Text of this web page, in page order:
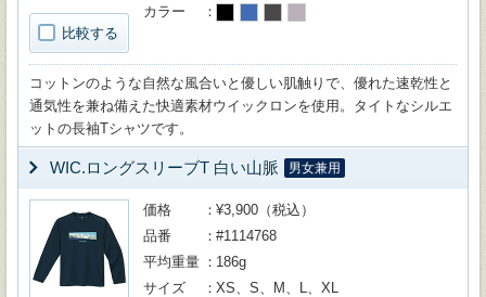
比較する
カラー
コットンのような自然な風合いと優しい肌触りで、優れた速乾性と
通気性を兼ね備えた快適素材ウイックロンを使用。タイトなシルエ
ットの長袖Tシャツです。
WIC.ロングスリーブT 白い山脈 男女兼用
価格
¥3,900（税込）
品番
#1114768
平均重量
186g
サイズ
XS、S、M、L、XL